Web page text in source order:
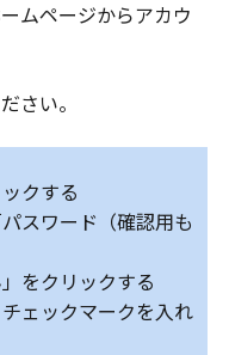
ムページからアカウ
さい。
クする
スワード（確認用も
をクリックする
ェックマークを入れ